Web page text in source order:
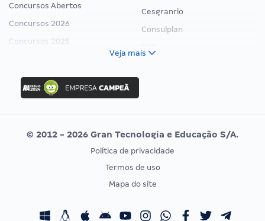
Concursos Abertos
Concursos 2026
Concursos 2025
Concurso Ibama
Concurso MPU
Editais publicados
Cesgranrio
Consulplan
Vunesp
CONCURSOS POR PROFISSÃO
Concursos Fiscais
EXAME DE ORDEM
Calendário OAB
Veja mais
© 2012 - 2026 Gran Tecnologia e Educação S/A.
Política de privacidade
Termos de uso
Mapa do site